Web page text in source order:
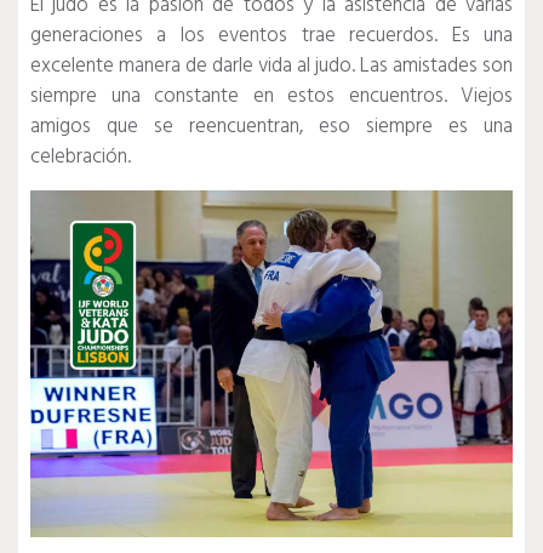
generaciones a los eventos trae recuerdos. Es una
excelente manera de darle vida al judo.Las amistades son
siempre una constante en estos encuentros. Viejos
amigos que se reencuentran, eso siempre es una
celebración.